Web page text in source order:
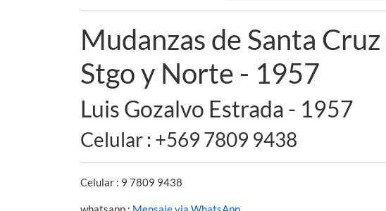
Mudanzas de Santa
Stgo y Norte - 1957
Luis Gozalvo Estrada - 1957
Celular : +569 7809 9438
Celular : 9 7809 9438